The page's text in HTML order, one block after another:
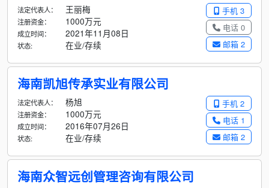
手机 3
电话 0
邮箱 2
法定代表人： 王丽梅
注册资金： 1000万元
成立时间： 2021年11月08日
状态: 在业/存续
海南凯旭传承实业有限公司
手机 2
电话 1
邮箱 2
法定代表人： 杨旭
注册资金： 1000万元
成立时间： 2016年07月26日
状态: 在业/存续
海南众智远创管理咨询有限公司